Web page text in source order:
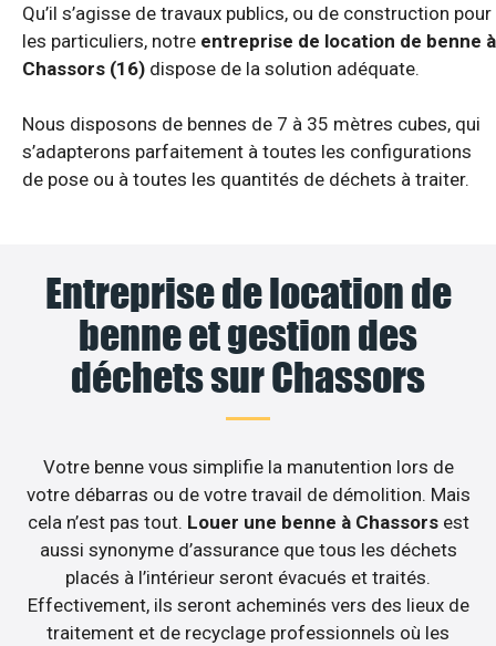
Qu’il s’agisse de travaux publics, ou de construction pour
les particuliers, notre entreprise de location de benne à
Chassors (16) dispose de la solution adéquate.
Nous disposons de bennes de 7 à 35 mètres cubes, qui
s’adapterons parfaitement à toutes les configurations
de pose ou à toutes les quantités de déchets à traiter.
Entreprise de location de
benne et gestion des
déchets sur Chassors
Votre benne vous simplifie la manutention lors de
votre débarras ou de votre travail de démolition. Mais
cela n’est pas tout. Louer une benne à Chassors est
aussi synonyme d’assurance que tous les déchets
placés à l’intérieur seront évacués et traités.
Effectivement, ils seront acheminés vers des lieux de
traitement et de recyclage professionnels où les